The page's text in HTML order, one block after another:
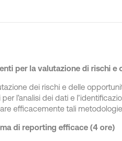
per la valutazione di rischi
dei rischi e delle
l’analisi dei dati e
efficacemente tali
di reporting efficace (4 ore)